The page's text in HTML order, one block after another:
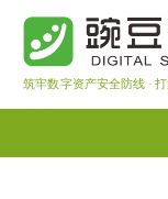
筑牢数字资产安全防线 ·